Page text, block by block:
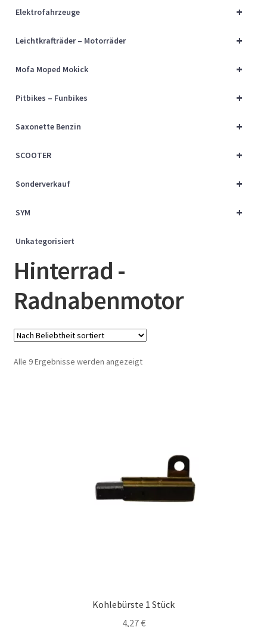
+
Elektrofahrzeuge
+
Leichtkrafträder – Motorräder
+
Mofa Moped Mokick
+
Pitbikes – Funbikes
+
Saxonette Benzin
+
SCOOTER
+
Sonderverkauf
+
SYM
Unkategorisiert
Hinterrad -
Radnabenmotor
Alle 9 Ergebnisse werden angezeigtNach
Kohlebürste 1 Stück
4,27€